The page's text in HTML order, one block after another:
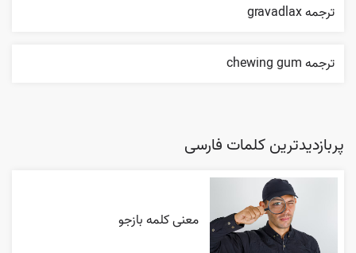
ترجمه gravadlax
ترجمه chewing gum
پربازدیدترین کلمات فارسی
معنی کلمه بازجو